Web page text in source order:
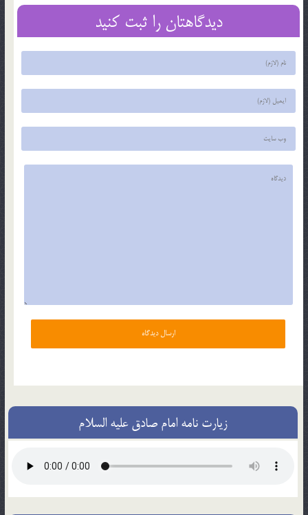
دیدگاهتان را ثبت کنید
زیارت نامه امام صادق علیه السلام